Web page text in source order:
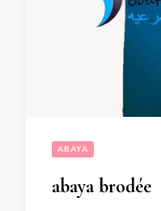
ABAYA
abaya brodée